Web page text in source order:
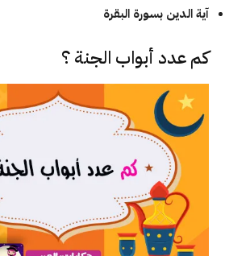
آية الدين بسورة البقرة
كم عدد أبواب الجنة ؟